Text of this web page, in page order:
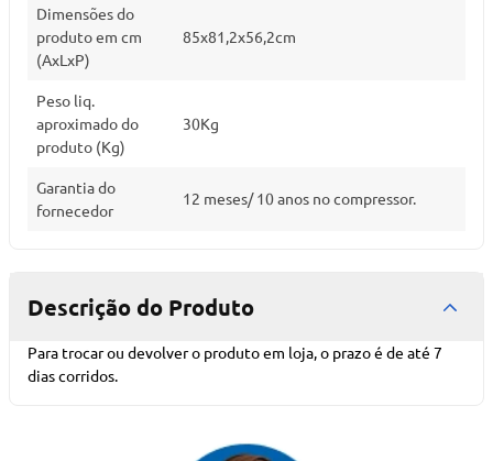
Dimensões do
produto em cm
(AxLxP)
85x81,2x56,2cm
Peso liq.
aproximado do
produto (Kg)
30Kg
Garantia do
fornecedor
12 meses/ 10 anos no compressor.
Descrição do Produto
Para trocar ou devolver o produto em loja, o prazo é de até 7
dias corridos.